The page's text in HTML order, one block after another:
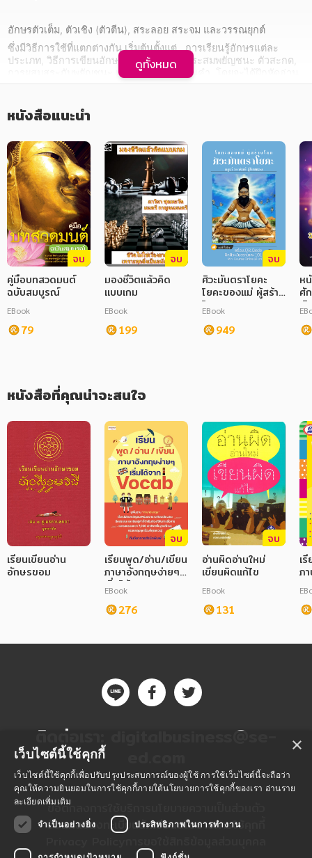
หมวดหมู่หนังสือ
หนังสือเสียง
โปรโมชั่นลดราคา
หมวดหมู่หนังสือ
อาหาร สุขภาพ การแพทย์
ศิลปะ บันเทิง กีฬา ท่องเที่ยว
สังคม วัฒนธรรม การปกครอง ศาสนาและปรัชญา
ศาสนา และปรัชญา
นิตยสาร หนังสือพิมพ์
ครอบครัว
วรรณกรรม
การเกษตร ชีววิทยา
การเรียน การศึกษา
เทคโนโลยี การสื่อสาร วิทยาศาสตร์
ภาษาศาสตร์
การ์ตูนความรู้ การ์ตูน
การ์ตูนมังงะ (Manga)
อักษรตัวเต็ม, ตัวเชิง (ตัวตีน), สระลอย สระจม และวรรณยุกต์
ซึ่งมีวิธีการใช้ที่แตกต่างกัน เริ่มต้นตั้งแต่   การเรียนรู้อักษรแต่ละ
ประเภท, วิธีการเขียนอักษรแต่ละตัว,  การประสมพยัญชนะ ตัวสะกด,
การผสมสระกับพยัญชนะ และการประสมเป็นคำ, โดยจะได้ฝึกหัดอ่าน
อ่านเขียน เพื่อเพิ่มพูนความชำนาญ และท้ายที่สุด ผู้ศึกษาคงจะสามารถ
อ่าน เขียน และปริวรรตอักษรจากแหล่งจารจารึกอักษรขอมแหล่งอื่นๆ
... อนึ่ง  รายได้ที่ได้จากหนังสือหรือตำราเล่มนี้ ทั้งหมด ผู้จัดทำ ขอน้อม
ถวายแด่พระสัมมาสัมพุทธเจ้าทั้งหลาย พระธรรมเจ้าทั้งหลาย พระสงฆ์
เจ้าทั้งหลาย ทั้งในอดีต ปัจจุบัน และที่จะมีต่อไปในอนาคต “เพื่อร่วม
สร้างพระมหาเจดีย์สมเด็จฯ วัดหลวงพ่อสดธรรมกายาราม” อำเภอ
ดำเนินสะดวก จังหวัดราชบุรี ที่จะเป็นปูชนียสถานอันสำคัญยิ่ง เป็นที่
ประดิษฐานพระบรมสารีริกธาตุขององค์สมเด็จพระสัมมาสัมพุทธเจ้า
และพระอรหันตธาตุที่สำคัญ ซึ่งได้ปรากฏขึ้น ณ วัดหลวงพ่อสดฯ ไว้ให้
เป็นที่สักการะบูชาแก่เหล่าเทพเทวดา และมนุษย์ทั้งหลาย ให้เป็นผู้มีจิต
ศรัทธาต่อพระรัตนตรัย เพื่อความสันติสุขร่มเย็นของประชาชนชาวไทย
และชาวต่างประเทศทั่วโลก และเพื่อสืบบวรพระพุทธศาสนาให้เจริญ
และยั่งยืน ตลอดไป
ดูทั้งหมด
หนังสือแนะนำ
จบ
คู่มือบทสวดมนต์
ฉบับสมบูรณ์
EBook
79
จบ
มองชีวิตแล้วคิด
แบบเกม
EBook
199
จบ
ศิวะมันตราโยคะ
โยคะของแม่ ผู้สร้าง
โลก
EBook
949
ห
ศั
เ
หนังสือที่คุณน่าจะสนใจ
เรียนเขียนอ่าน
อักษรขอม
จบ
เรียนพูด/อ่าน/เขียน
ภาษาอังกฤษง่ายๆ
เริ่มได้จาก Vocab
EBook
276
จบ
อ่านผิดอ่านใหม่
เขียนผิดแก้ไข
EBook
131
เ
ภ
ติดต่อเรา: digitalbusiness@se-
ข้อตกลงการใช้บริการ
ข้อตกลงลงทะเบียนนักเขียนนโยบายการใช้คุกกี้
×
เว็บไซต์นี้ใช้คุกกี้
เว็บไซต์นี้ใช้คุกกี้เพื่อปรับปรุงประสบการณ์ของผู้ใช้ การใช้เว็บไซต์นี้จะถือว่า
คุณให้ความยินยอมในการใช้คุกกี้ภายใต้นโยบายการใช้คุกกี้ของเรา อ่านราย
ละเอียดเพิ่มเติม
จำเป็นอย่างยิ่ง
ประสิทธิภาพในการทำงาน